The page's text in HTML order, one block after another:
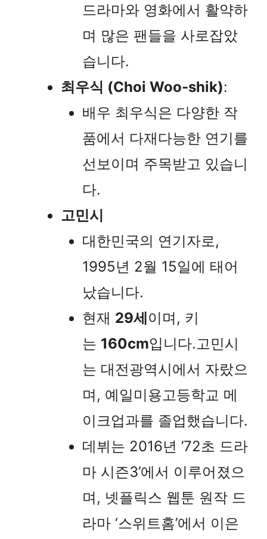
드라마와 영화에서 활약하
며 많은 팬들을 사로잡았
습니다.
최우식 (Choi Woo-shik):
배우 최우식은 다양한 작
품에서 다재다능한 연기를
선보이며 주목받고 있습니
다.
고민시
대한민국의 연기자로,
1995년 2월 15일에 태어
났습니다.
현재 29세이며, 키
는 160cm입니다.고민시
는 대전광역시에서 자랐으
며, 예일미용고등학교 메
이크업과를 졸업했습니다.
데뷔는 2016년 ’72초 드라
마 시즌3’에서 이루어졌으
며, 넷플릭스 웹툰 원작 드
라마 ‘스위트홈’에서 이은